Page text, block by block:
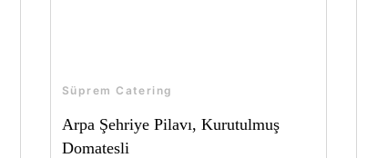
Süprem Catering
Arpa Şehriye Pilavı, Kurutulmuş
Domatesli